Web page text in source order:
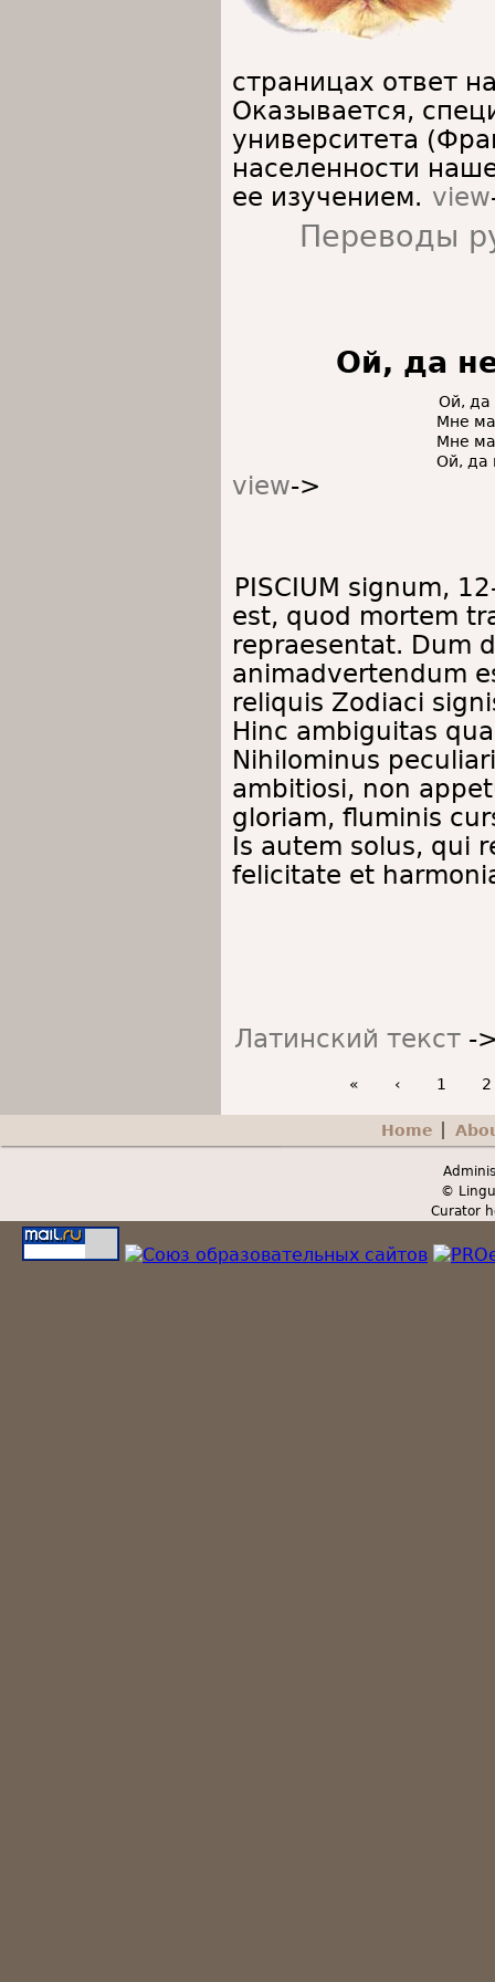
страницах ответ
Оказывается,
университета
населенности
ее изучением. view
Переводы
Ой, да
Ой, да
Мне
Мне
Ой, да
view->
PISCIUM signum,
est, quod mortem
repraesentat. Dum
animadvertendum
reliquis Zodiaci
Hinc ambiguitas
Nihilominus
ambitiosi, non
gloriam, fluminis
Is autem solus, qui
felicitate et
Латинский текст -
« ‹ 1 2
Secondary menu Home
©
Curator